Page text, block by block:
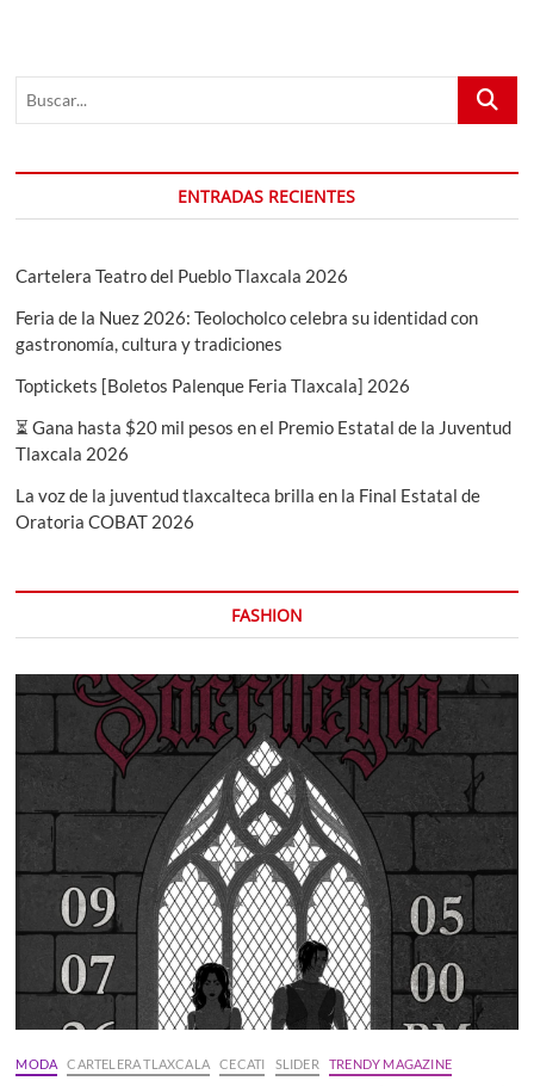
Buscar...
ENTRADAS RECIENTES
Cartelera Teatro del Pueblo Tlaxcala 2026
Feria de la Nuez 2026: Teolocholco celebra su identidad con
gastronomía, cultura y tradiciones
Toptickets [Boletos Palenque Feria Tlaxcala] 2026
⏳ Gana hasta $20 mil pesos en el Premio Estatal de la Juventud
Tlaxcala 2026
La voz de la juventud tlaxcalteca brilla en la Final Estatal de
Oratoria COBAT 2026
FASHION
MODA CARTELERA TLAXCALA CECATI SLIDER TRENDY MAGAZINE